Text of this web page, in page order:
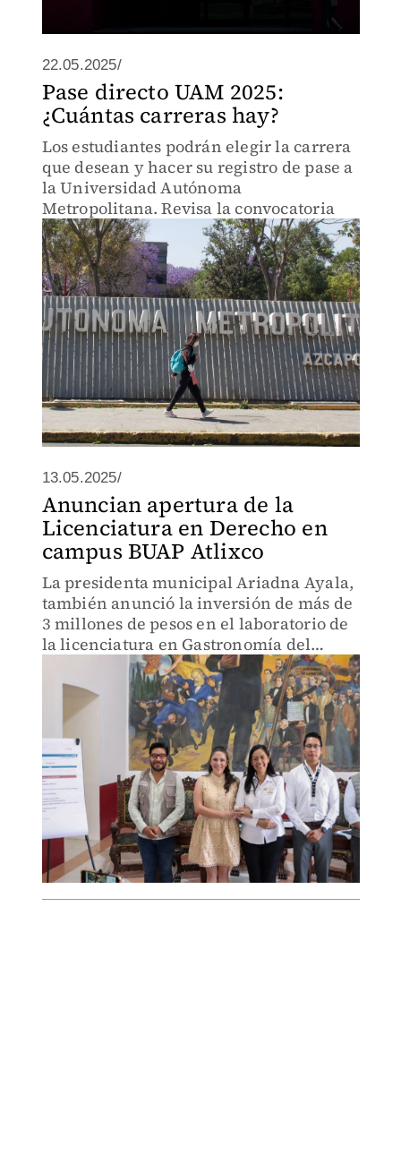
22.05.2025/
Pase directo UAM 2025:
¿Cuántas carreras hay?
Los estudiantes podrán elegir la carrera
que desean y hacer su registro de pase a
la Universidad Autónoma
Metropolitana. Revisa la convocatoria
13.05.2025/
Anuncian apertura de la
Licenciatura en Derecho en
campus BUAP Atlixco
La presidenta municipal Ariadna Ayala,
también anunció la inversión de más de
3 millones de pesos en el laboratorio de
la licenciatura en Gastronomía del
mismo campus.